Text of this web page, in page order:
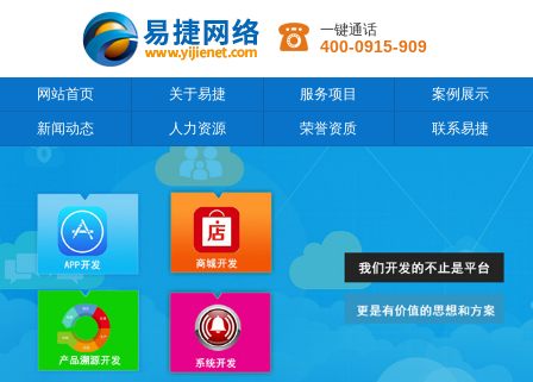
一键通话
400-0915-909
网站首页 关于易捷 服务项目 案例展示
新闻动态 人力资源 荣誉资质 联系易捷